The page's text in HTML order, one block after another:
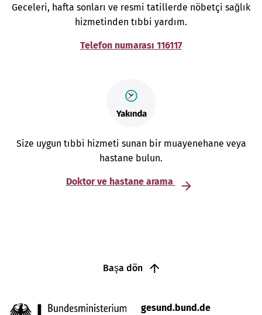
Geceleri, hafta sonları ve resmi tatillerde nöbetçi sağlık
hizmetinden tıbbi yardım.
Telefon numarası 116117
Size uygun tıbbi hizmeti sunan bir muayenehane veya
hastane bulun.
Doktor ve hastane arama
Başa dön
gesund.bund.de